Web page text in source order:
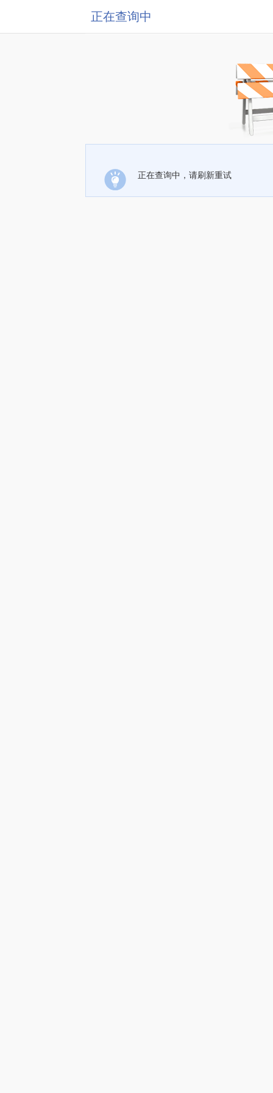
正在查询中
正在查询中，请刷新重试